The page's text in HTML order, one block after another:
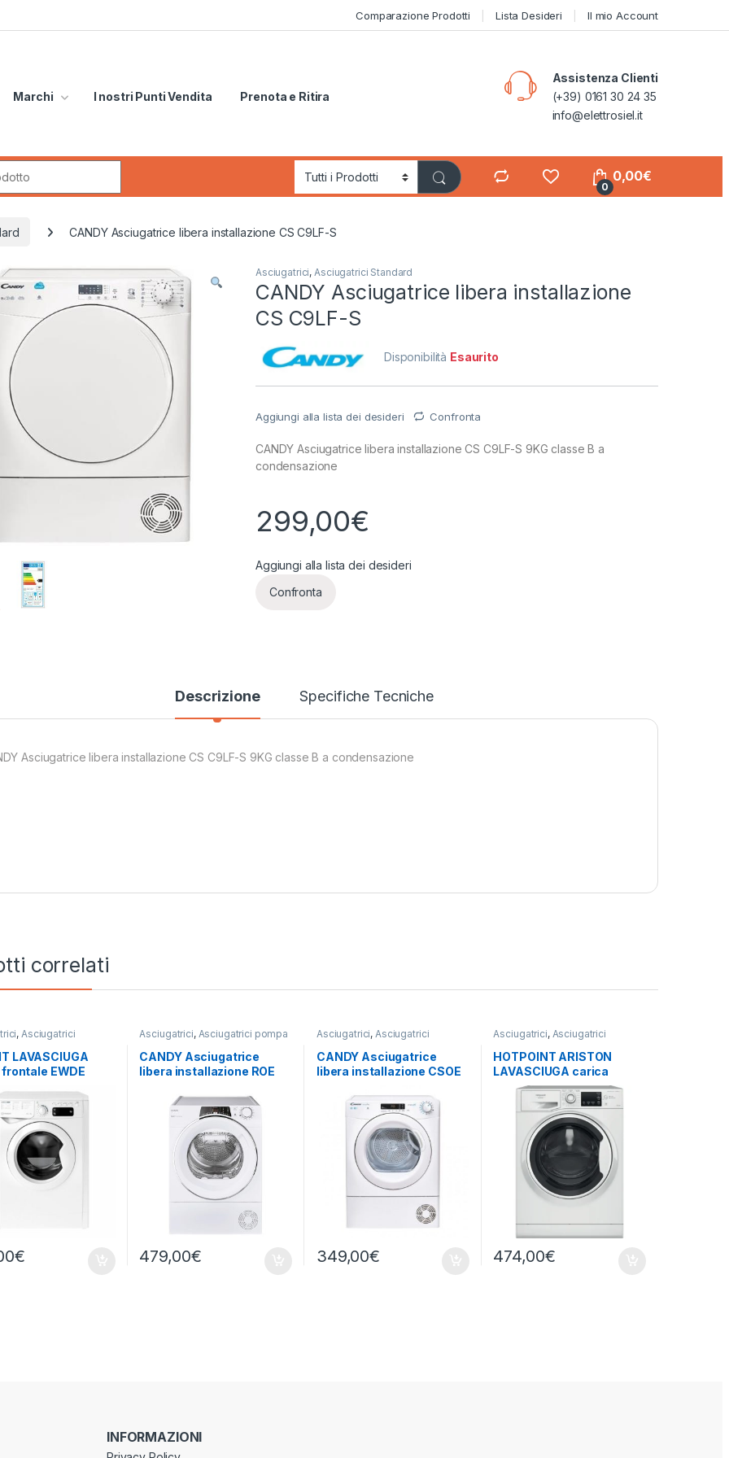
Comparazione Prodotti Lista Desideri Il mio Account
Marchi I nostri Punti Vendita Prenota e Ritira
Assistenza Clienti
(+39) 0161 30 24 35
info@elettrosiel.it
0
0,00€
CANDY Asciugatrice libera installazione CS C9LF-S
Asciugatrici, Asciugatrici Standard
CANDY Asciugatrice libera installazione
CS C9LF-S
Disponibilità Esaurito
Aggiungi alla lista dei desideri Confronta
CANDY Asciugatrice libera installazione CS C9LF-S 9KG classe B a
condensazione
299,00€
Aggiungi alla lista dei desideri
Confronta
Descrizione Specifiche Tecniche
Asciugatrice libera installazione CS C9LF-S 9KG classe B a condensazione
correlati
,Asciugatrici
Carico Frontale
Lavasciuga,Lavatrici
,Libera
LAVASCIUGA
EWDE
€
Asciugatrici, Asciugatrici pompa
di calore
CANDY Asciugatrice
libera installazione ROE
479,00€
Asciugatrici,Asciugatrici
Standard
CANDY Asciugatrice
libera installazione CSOE
349,00€
Asciugatrici, Asciugatrici
Standard
Carico Frontale
Hotpoint Ariston,Lavasciuga
Lavatrici,Libera Installazione
Libera Installazione
HOTPOINT ARISTON
LAVASCIUGA carica
frontale NDBR 984469
WA IT 9/6KG 1400 GIRI
474,00€
INFORMAZIONI